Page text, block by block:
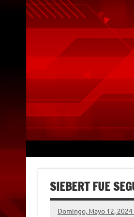
SIEBERT FUE
Domingo, Mayo 12, 2024